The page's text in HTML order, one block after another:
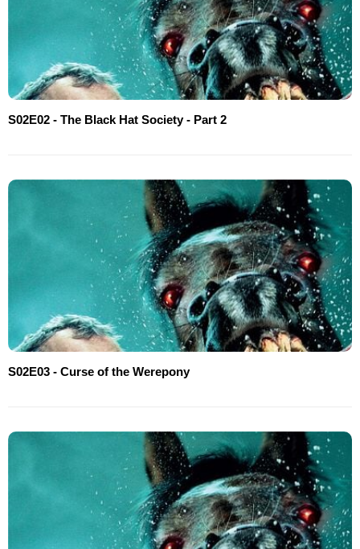
S02E02 - The Black Hat Society - Part 2
S02E03 - Curse of the Werepony